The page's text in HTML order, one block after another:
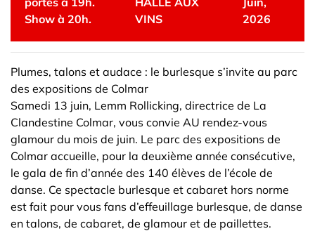
Show à 20h.
VINS
2026
Plumes, talons et audace : le burlesque s’invite au parc
des expositions de Colmar
Samedi 13 juin, Lemm Rollicking, directrice de La
Clandestine Colmar, vous convie AU rendez-vous
glamour du mois de juin. Le parc des expositions de
Colmar accueille, pour la deuxième année consécutive,
le gala de fin d’année des 140 élèves de l’école de
danse. Ce spectacle burlesque et cabaret hors norme
est fait pour vous fans d’effeuillage burlesque, de danse
en talons, de cabaret, de glamour et de paillettes.